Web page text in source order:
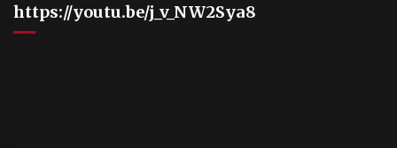
https://youtu.be/j_v_NW2Sya8